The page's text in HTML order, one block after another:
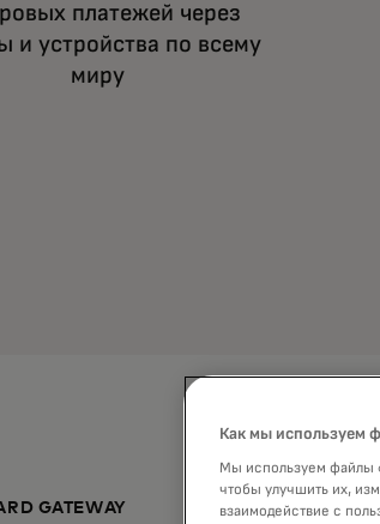
платежей через
и устройства по всему
миру
GATEWAY
Как мы используем
Мы используем файлы
чтобы улучшить их,
взаимодействие с